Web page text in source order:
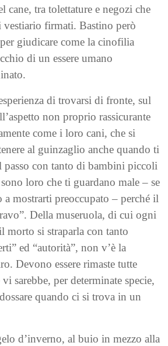
cane, tra tolettature e negozi che
firmati. Bastino però
giudicare come la cinofilia
di un essere umano
di trovarsi di fronte, sul
non proprio rassicurante
come i loro cani, che si
al guinzaglio anche quando ti
con tanto di bambini piccoli
loro che ti guardano male – se
a mostrarti preoccupato – perché il
Della museruola, di cui ogni
morto si straparla con tanto
ed “autorità”, non v’è la
Devono essere rimaste tutte
sarebbe, per determinate specie,
quando ci si trova in un
d’inverno, al buio in mezzo alla